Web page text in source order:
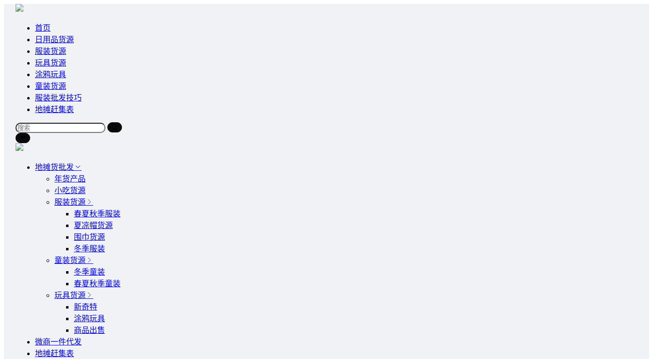
首页
日用品货源
服装货源
玩具货源
涂鸦玩具
童装货源
服装批发技巧
地摊赶集表
地摊货批发
年货产品
小吃货源
服装货源
春夏秋季服装
夏凉帽货源
围巾货源
冬季服装
童装货源
冬季童装
春夏秋季童装
玩具货源
新奇特
涂鸦玩具
商品出售
微商一件代发
地摊赶集表